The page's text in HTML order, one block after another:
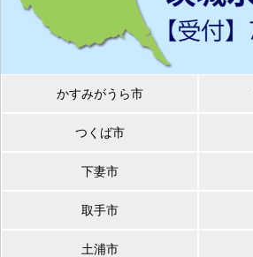
かすみがうら市
つくば市
下妻市
取手市
土浦市